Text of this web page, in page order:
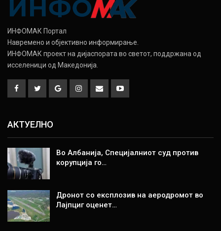
ИНФОМАК Портал
Навремено и објективно информирање.
ИНФОМАК проект на дијаспората во светот, поддржана од
исселеници од Македонија.
АКТУЕЛНО
Во Албанија, Специјалниот суд против
корупција го…
Дронот со експлозив на аеродромот во
Лајпциг оценет…